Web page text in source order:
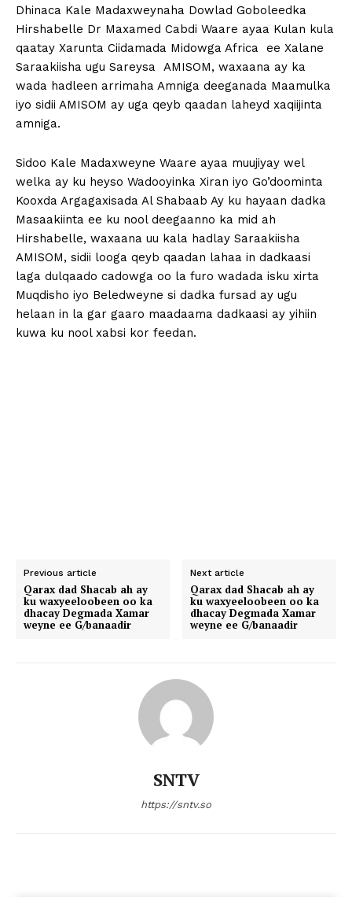
Dhinaca Kale Madaxweynaha Dowlad Goboleedka
Hirshabelle Dr Maxamed Cabdi Waare ayaa Kulan kula
qaatay Xarunta Ciidamada Midowga Africa ee Xalane
Saraakiisha ugu Sareysa AMISOM, waxaana ay ka
wada hadleen arrimaha Amniga deeganada Maamulka
iyo sidii AMISOM ay uga qeyb qaadan laheyd xaqiijinta
amniga.
Sidoo Kale Madaxweyne Waare ayaa muujiyay wel
welka ay ku heyso Wadooyinka Xiran iyo Go’doominta
Kooxda Argagaxisada Al Shabaab Ay ku hayaan dadka
Masaakiinta ee ku nool deegaanno ka mid ah
Hirshabelle, waxaana uu kala hadlay Saraakiisha
AMISOM, sidii looga qeyb qaadan lahaa in dadkaasi
laga dulqaado cadowga oo la furo wadada isku xirta
Muqdisho iyo Beledweyne si dadka fursad ay ugu
helaan in la gar gaaro maadaama dadkaasi ay yihiin
kuwa ku nool xabsi kor feedan.
Previous article
Qarax dad Shacab ah ay
ku waxyeeloobeen oo ka
dhacay Degmada Xamar
weyne ee G/banaadir
Next article
Qarax dad Shacab ah ay
ku waxyeeloobeen oo ka
dhacay Degmada Xamar
weyne ee G/banaadir
SNTV
https://sntv.so